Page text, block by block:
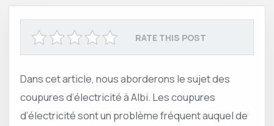
RATE THIS POST
Dans cet article, nous aborderons le sujet des
coupures d’électricité à Albi. Les coupures
d’électricité sont un problème fréquent auquel de